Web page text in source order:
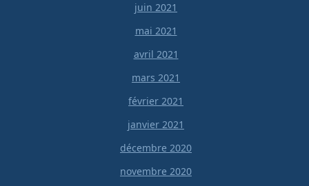
juin 2021
mai 2021
avril 2021
mars 2021
février 2021
janvier 2021
décembre 2020
novembre 2020